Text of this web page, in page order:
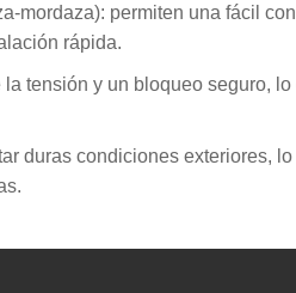
mordaza): permiten una fácil
rápida.
tensión y un bloqueo seguro,
duras condiciones exteriores,